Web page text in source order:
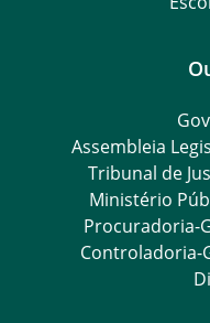
Assembleia
Tribunal de
Ministério
Procuradoria-
Controladoria-